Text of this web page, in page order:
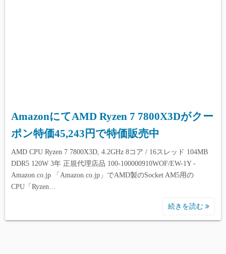
AmazonにてAMD Ryzen 7 7800X3Dがクー
ポン特価45,243円で特価販売中
AMD CPU Ryzen 7 7800X3D, 4.2GHz 8コア / 16スレッド 104MB
DDR5 120W 3年 正規代理店品 100-100000910WOF/EW-1Y -
Amazon.co.jp 「Amazon.co.jp」でAMD製のSocket AM5用の
CPU「Ryzen…
続きを読む